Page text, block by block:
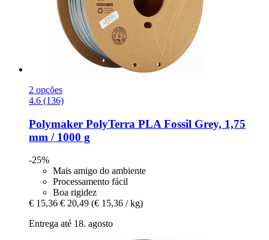
2 opções
4.6 (136)
Polymaker PolyTerra PLA Fossil Grey, 1,75
mm / 1000 g
-25%
Mais amigo do ambiente
Processamento fácil
Boa rigidez
€ 15,36 € 20,49 (€ 15,36 / kg)
Entrega até 18. agosto